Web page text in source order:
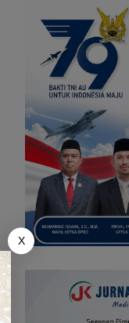
X